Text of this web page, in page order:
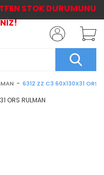
6312 ZZ C3 60X130X31 ORS
STOK DURUMUNU